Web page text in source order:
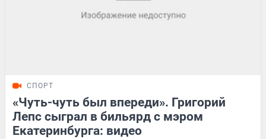
СПОРТ
«Чуть-чуть был впереди». Григорий
Лепс сыграл в бильярд с мэром
Екатеринбурга: видео